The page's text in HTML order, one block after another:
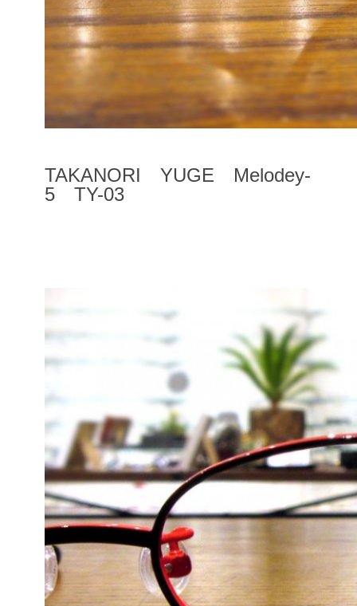
TAKANORI YUGE Melodey-
5 TY-03